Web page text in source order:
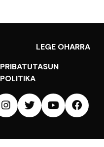
LEGE OHARRA
PRIBATUTASUN
POLITIKA